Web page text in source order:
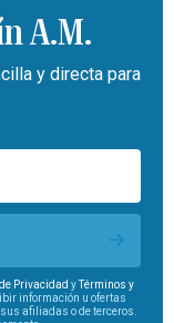
A.M.
y directa para
Privacidad yTérminos y
información u ofertas
afiliadas o de terceros.